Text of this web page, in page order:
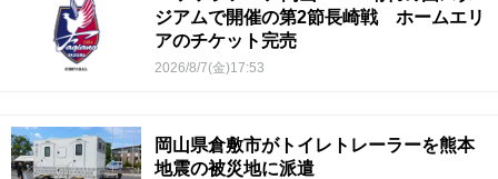
ジアムで開催の第2節長崎戦 ホームエリ
アのチケット完売
2026/8/7(金)17:53
岡山県倉敷市がトイレトレーラーを熊本
地震の被災地に派遣